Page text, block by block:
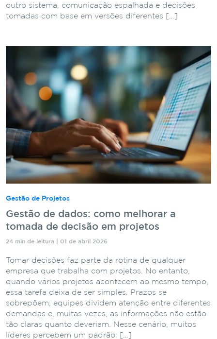
outro sistema, comunicação espalhada e decisões
tomadas com base em versões diferentes […]
Gestão de Projetos
Gestão de dados: como melhorar a
tomada de decisão em projetos
24 min de leitura | 01 de abril 2026
Tomar decisões faz parte da rotina de qualquer
empresa que trabalha com projetos. No entanto,
quando vários projetos acontecem ao mesmo tempo,
essa tarefa deixa de ser simples. Prazos se
sobrepõem, equipes dividem atenção entre diferentes
demandas e, muitas vezes, as informações não estão
tão claras quanto deveriam. Nesse cenário, muitos
líderes percebem um padrão: […]